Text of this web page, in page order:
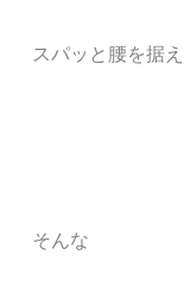
スパッと腰を据
そんな